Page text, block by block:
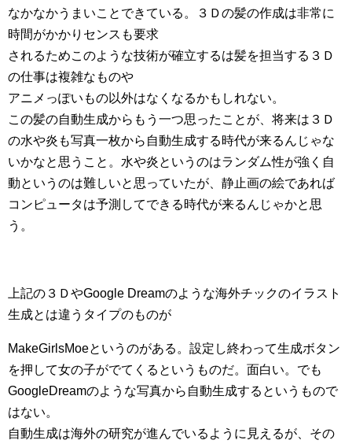
なかなかうまいことできている。３Ｄの髪の作成は非常に
時間がかかりセンスも要求
されるためこのような技術が確立するは髪を担当する３Ｄ
の仕事は複雑なものや
アニメっぽいもの以外はなくなるかもしれない。
この髪の自動生成からもう一つ思ったことが、将来は３Ｄ
の水や炎も写真一枚から自動生成する時代が来るんじゃな
いかなと思うこと。水や炎というのはランダム性が強く自
動というのは難しいと思っていたが、静止画の絵であれば
コンピュータは予測してできる時代が来るんじゃかと思
う。
上記の３ＤやGoogle Dreamのような海外チックのイラスト
生成とは違うタイプのものが
MakeGirlsMoeというのがある。設定し終わって生成ボタン
を押して女の子がでてくるというものだ。面白い。でも
GoogleDreamのような写真から自動生成するというもので
はない。
自動生成は海外の研究が進んでいるように見えるが、その